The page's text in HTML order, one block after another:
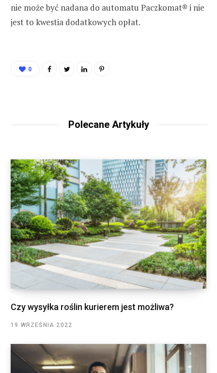
nie może być nadana do automatu Paczkomat® i nie
jest to kwestia dodatkowych opłat.
0
Polecane Artykuły
Czy wysyłka roślin kurierem jest możliwa?
19 WRZEŚNIA 2022